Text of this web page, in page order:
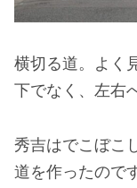
横切る道。よく
下でなく、左右
秀吉はでこぼこ
道を作ったので